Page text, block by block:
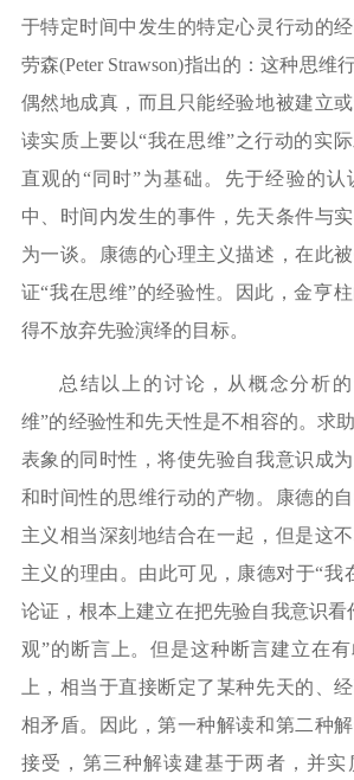
于特定时间中发生的特定心灵行动的
劳森(Peter Strawson)指出的：这种思维
偶然地成真，而且只能经验地被建立
读实质上要以“我在思维”之行动的实
直观的“同时”为基础。先于经验的认
中、时间内发生的事件，先天条件与
为一谈。康德的心理主义描述，在此
证“我在思维”的经验性。因此，金亨
得不放弃先验演绎的目标。
总结以上的讨论，从概念分析的
维”的经验性和先天性是不相容的。求
表象的同时性，将使先验自我意识成
和时间性的思维行动的产物。康德的
主义相当深刻地结合在一起，但是这
主义的理由。由此可见，康德对于“我
论证，根本上建立在把先验自我意识看
观”的断言上。但是这种断言建立在
上，相当于直接断定了某种先天的、
相矛盾。因此，第一种解读和第二种
接受，第三种解读建基于两者，并实